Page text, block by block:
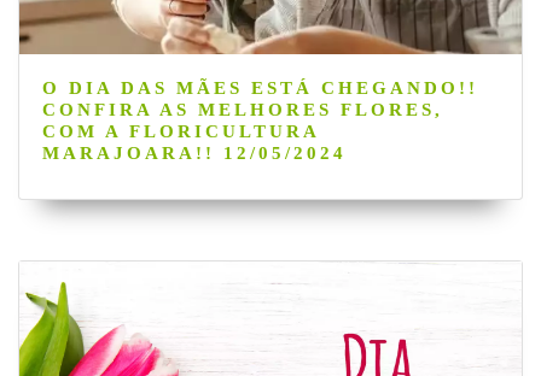
O DIA DAS MÃES ESTÁ CHEGANDO!!
CONFIRA AS MELHORES FLORES,
COM A FLORICULTURA
MARAJOARA!! 12/05/2024